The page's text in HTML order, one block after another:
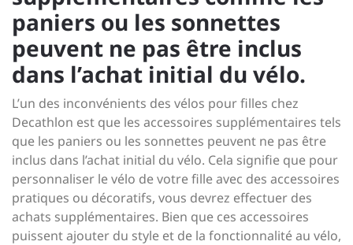
paniers ou les sonnettes
peuvent ne pas être inclus
dans l’achat initial du vélo.
L’un des inconvénients des vélos pour filles chez
Decathlon est que les accessoires supplémentaires tels
que les paniers ou les sonnettes peuvent ne pas être
inclus dans l’achat initial du vélo. Cela signifie que pour
personnaliser le vélo de votre fille avec des accessoires
pratiques ou décoratifs, vous devrez effectuer des
achats supplémentaires. Bien que ces accessoires
puissent ajouter du style et de la fonctionnalité au vélo,